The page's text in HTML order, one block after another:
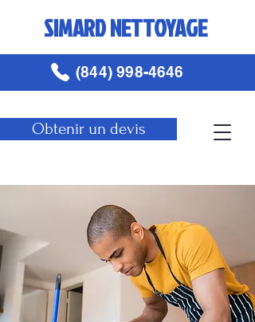
SIMARD NETTOYAGE
Obtenir un devis
(844) 998-4646